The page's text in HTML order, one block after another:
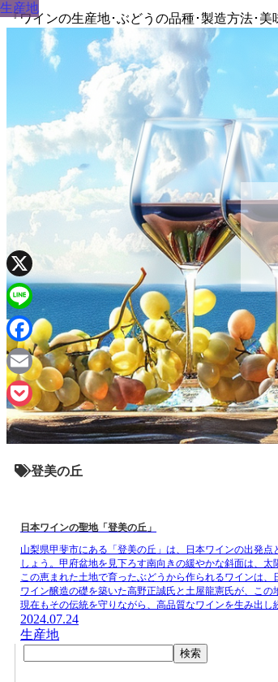
『ワインの生産地･ぶどうの品種･製造方法･
登美の丘
生産地
日本ワインの聖地「登美の丘」
山梨県甲斐市にある「登美の丘」は、日本ワインの出発
しょう。甲府盆地を見下ろす南向きの緩やかな斜面は、
この恵まれた土地で育ったぶどうから作られるワインは
ワイン醸造の礎を築いた高野正誠氏と土屋龍憲氏が、こ
現在もその伝統を守りながら、高品質なワインを生み出
2024.07.24
生産地
検索
X
Line
Facebook
Email
Pocket